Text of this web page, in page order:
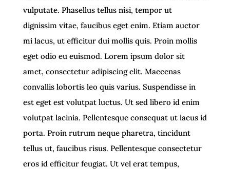
vulputate. Phasellus tellus nisi, tempor ut
dignissim vitae, faucibus eget enim. Etiam auctor
mi lacus, ut efficitur dui mollis quis. Proin mollis
eget odio eu euismod. Lorem ipsum dolor sit
amet, consectetur adipiscing elit. Maecenas
convallis lobortis leo quis varius. Suspendisse in
est eget est volutpat luctus. Ut sed libero id enim
volutpat lacinia. Pellentesque consequat ut lacus id
porta. Proin rutrum neque pharetra, tincidunt
tellus ut, faucibus risus. Pellentesque consectetur
eros id efficitur feugiat. Ut vel erat tempus,